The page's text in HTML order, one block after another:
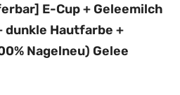
E-Cup + Geleemilch
dunkle Hautfarbe +
Nagelneu) Gelee